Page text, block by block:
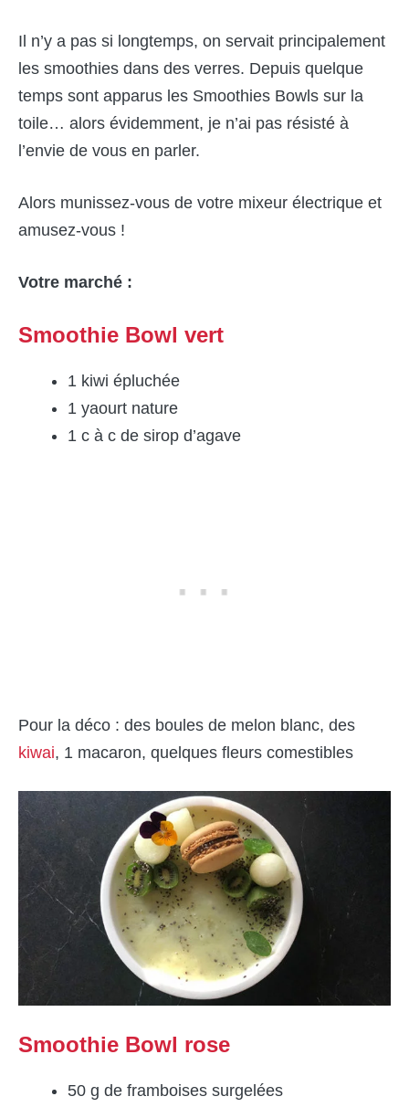
Il n’y a pas si longtemps, on servait principalement
les smoothies dans des verres. Depuis quelque
temps sont apparus les Smoothies Bowls sur la
toile… alors évidemment, je n’ai pas résisté à
l’envie de vous en parler.
Alors munissez-vous de votre mixeur électrique et
amusez-vous !
Votre marché :
Smoothie Bowl vert
1 kiwi épluchée
1 yaourt nature
1 c à c de sirop d’agave
Pour la déco : des boules de melon blanc, des
kiwai, 1 macaron, quelques fleurs comestibles
Smoothie Bowl rose
50 g de framboises surgelées